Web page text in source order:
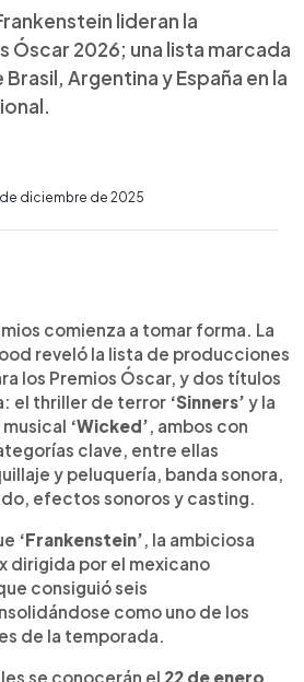
lideran la
Óscar 2026; una lista marcada
Argentina y España en la
diciembre de 2025
reveló la lista de
para los Óscar 2026,
y Wicked, ambas presentes
A ellas se suma Frankenstein,
del Toro, que obtuvo
y se perfila como una de las
En la categoría de
destacan las
The Secret Agent
junto a la española
participación histórica en
nominados se anunciarán el
se celebrará el 15 de marzo
comienza a tomar forma. La
reveló la lista de producciones
los Premios Óscar, y dos títulos
el thriller de terror ‘Sinners’ y la
‘Wicked’, ambos con
clave, entre ellas
y peluquería, banda sonora,
efectos sonoros y casting.
‘Frankenstein’, la ambiciosa
dirigida por el mexicano
consiguió seis
como uno de los
de la temporada.
se conocerán el 22 de enero,